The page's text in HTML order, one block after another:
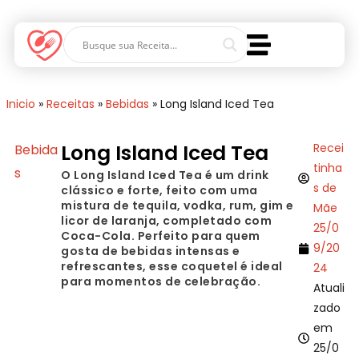
Inicio » Receitas » Bebidas » Long Island Iced Tea
Bebida
s
Long Island Iced Tea
O Long Island Iced Tea é um drink
clássico e forte, feito com uma
mistura de tequila, vodka, rum, gim e
licor de laranja, completado com
Coca-Cola. Perfeito para quem
gosta de bebidas intensas e
refrescantes, esse coquetel é ideal
para momentos de celebração.
Recei
tinha
s de
Mãe
25/0
9/20
24
Atuali
zado
em
25/0